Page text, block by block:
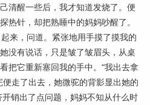
清醒一些后，我才知道发烧了。便
热针，却把熟睡中的妈妈吵醒了。
来，问道。紧张地用手摸了摸我的
有说话，只是皱了皱眉头，从桌
把它重新塞回我的手中。“我出去拿
走了出去，她微驼的背影显出她的
出了点问题，妈妈不知从什么时